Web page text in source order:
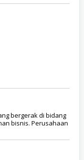
bergerak di bidang
bisnis. Perusahaan